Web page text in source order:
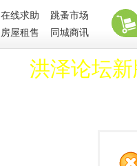
在线求助
跳蚤市场
房屋租售 同城商讯
洪泽论坛